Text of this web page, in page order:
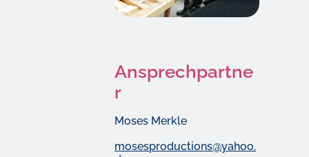
Ansprechpartne
r
Moses Merkle
mosesproductions@yahoo.